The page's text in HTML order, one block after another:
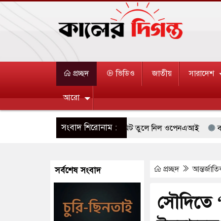
প্রচ্ছদ ভিডিও জাতীয় সারাদেশ
আরো
সংবাদ শিরোনাম :
ব্যবহারকারীদের জন্য মেসেজ লিমিট তুলে নিল ওপেনএআই
নিয়ন্ত্রণে দেড় হাজার মসজিদ থেকে মাইক অপসারণ থাইল্যান্ডে
ভিআইপিদেরও
দক্ষিণ কোরিয়ার বন্দি ২৫ শতাংশ বেড়েছে যুক্তরাষ্ট্র পাশে থাকুক বা
প্রচ্ছদ
সৌদিতে
সর্বশেষ সংবাদ